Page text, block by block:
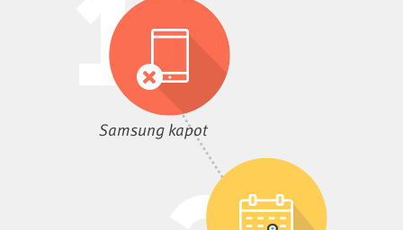
Samsung kapot